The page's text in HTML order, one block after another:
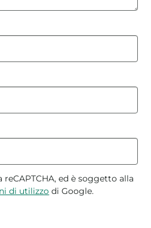
ed è soggetto alla
di utilizzo di Google.